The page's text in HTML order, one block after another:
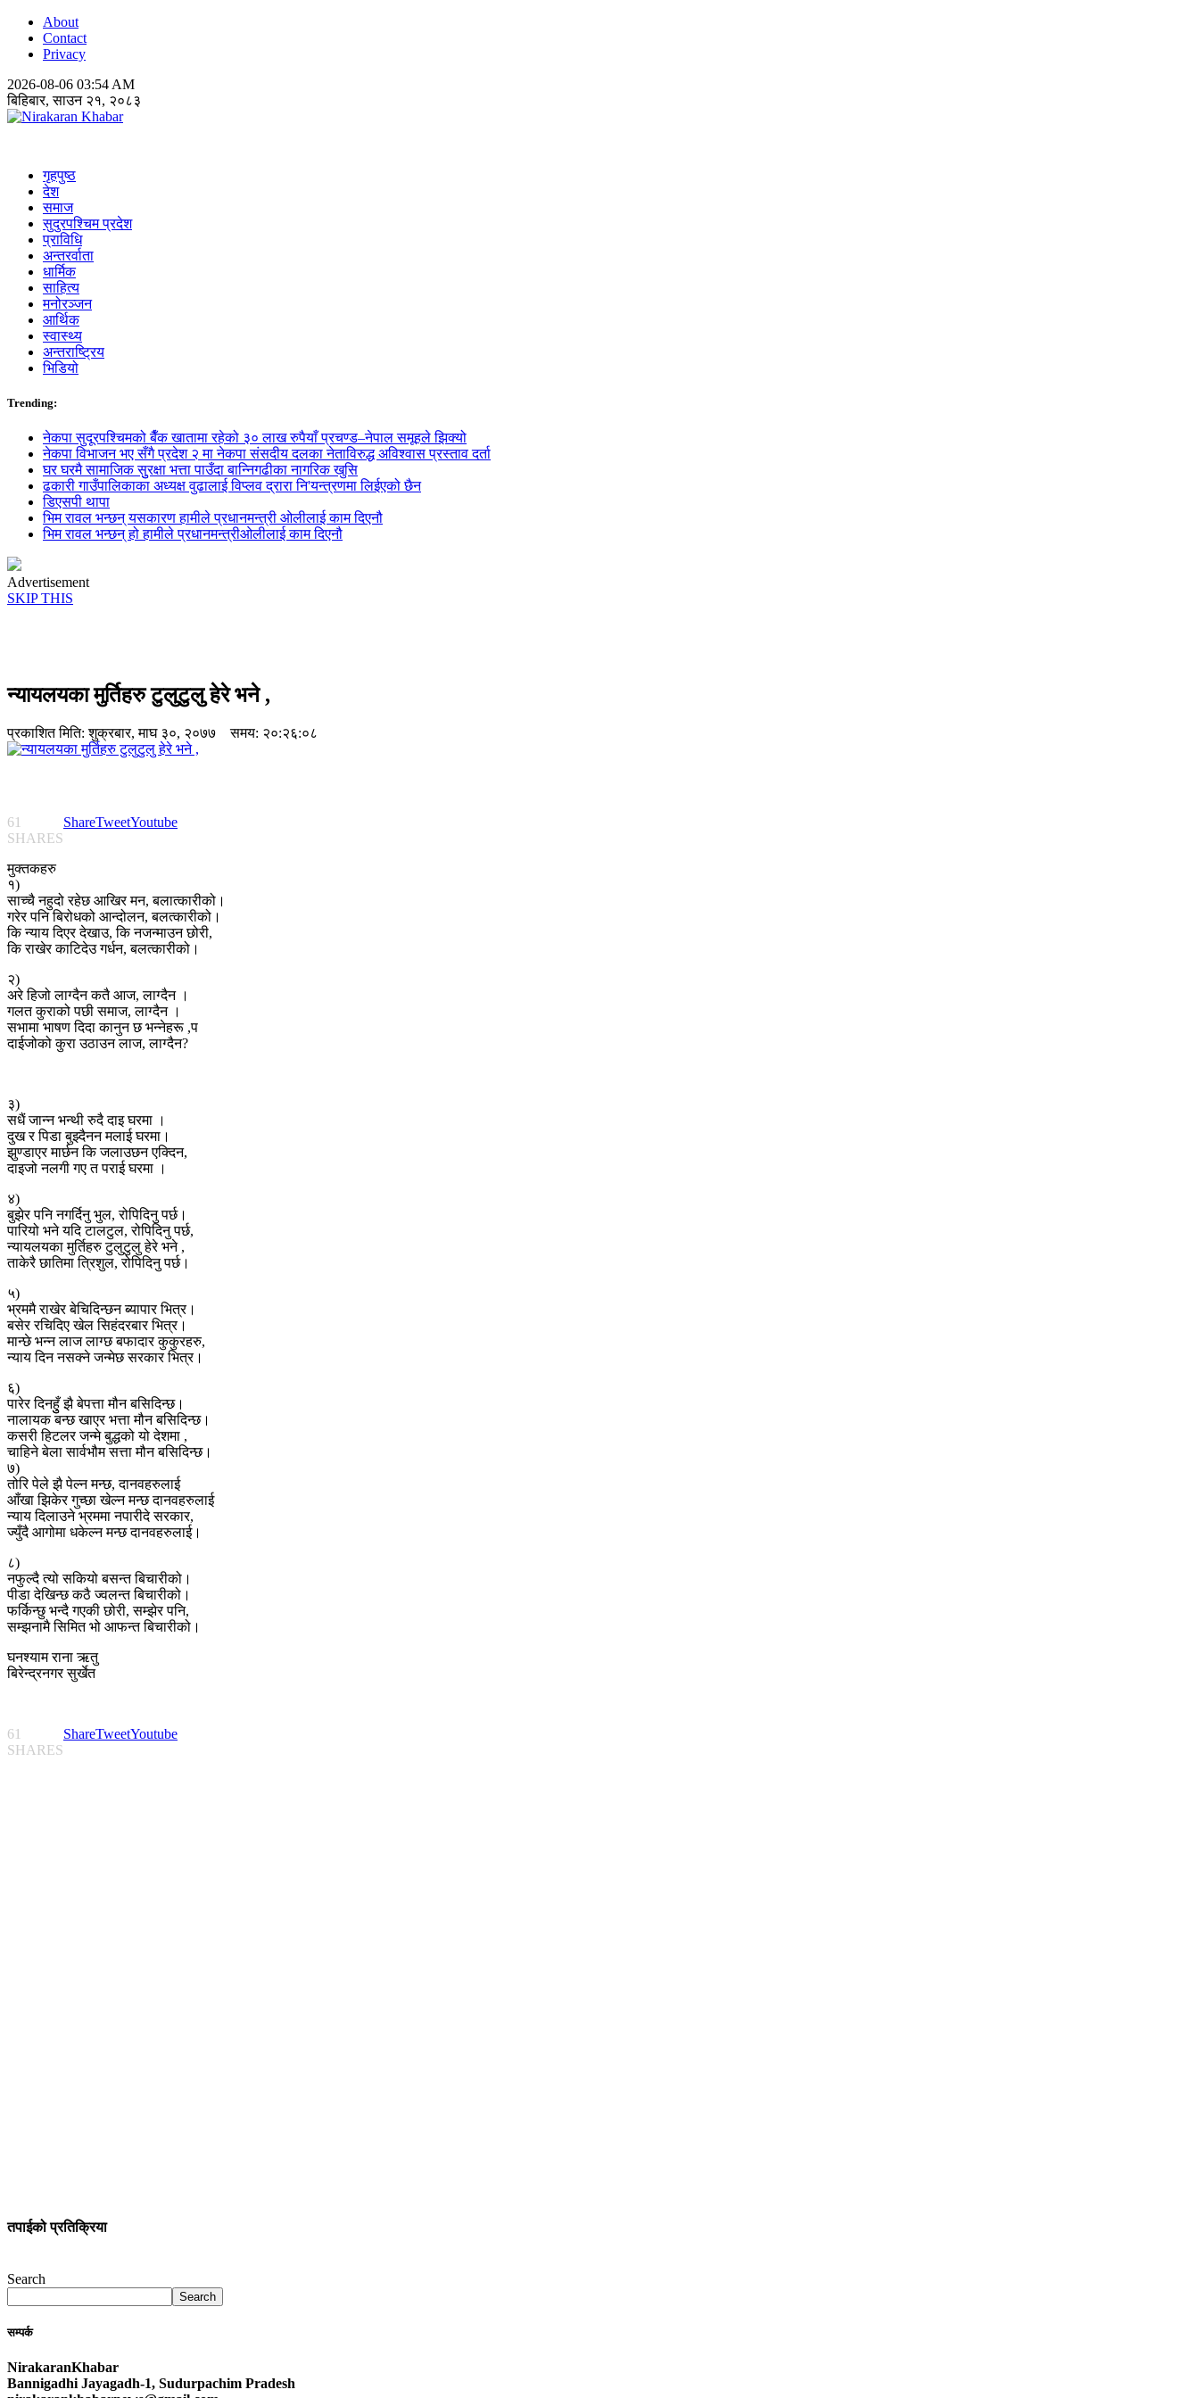
About
Contact
Privacy
2026-08-06 03:54 AM
बिहिबार, साउन २१, २०८३
गृहपुष्ठ
देश
समाज
सुदुरपश्चिम प्रदेश
प्राविधि
अन्तरर्वाता
धार्मिक
साहित्य
मनोरञ्जन
आर्थिक
स्वास्थ्य
अन्तराष्ट्रिय
भिडियो
Trending:
नेकपा सुदूरपश्चिमको बैँक खातामा रहेको ३० लाख रुपैयाँ प्रचण्ड–नेपाल समूहले झिक्य‍ो
नेकपा विभाजन भए सँगै प्रदेश २ मा नेकपा संसदीय दलका नेताविरुद्ध अविश्वास प्रस्ताव दर्ता
घर घरमै सामाजिक सुुरक्षा भत्ता पाउँदा बान्निगढीका नागरिक खुसि
ढकारी गाउँपालिकाका अध्यक्ष वुढालाई विप्लव द्रारा नि'यन्त्रणमा लिईएको छैन
डिएसपी थापा
भिम रावल भन्छन् यसकारण हामीले प्रधानमन्त्री ओलीलाई काम दिएनौ
भिम रावल भन्छन् हो हामीले प्रधानमन्त्रीओलीलाई काम दिएनौ
Advertisement
SKIP THIS
न्यायलयका मुर्तिहरु टुलुटुलु हेरे भने ,
प्रकाशित मिति:शुक्रबार, माघ ३०, २०७७ समय: २०:२६:०८
61
SHARES
ShareTweetYoutube
मुक्तकहरु
१)
साच्चै नहुदो रहेछ आखिर मन, बलात्कारीको।
गरेर पनि बिरोधको आन्दोलन, बलत्कारीको।
कि न्याय दिएर देखाउ, कि नजन्माउन छोरी,
कि राखेर काटिदेउ गर्धन, बलत्कारीको।
२)
अरे हिजो लाग्दैन कतै आज, लाग्दैन ।
गलत कुराको पछी समाज, लाग्दैन ।
सभामा भाषण दिदा कानुन छ भन्नेहरू ,प
दाईजोको कुरा उठाउन लाज, लाग्दैन?
३)
सधैं जान्न भन्थी रुदै दाइ घरमा ।
दुख र पिडा बुझ्दैनन मलाई घरमा।
झुण्डाएर मार्छन कि जलाउछन एक्दिन,
दाइजो नलगी गए त पराई घरमा ।
४)
बुझेर पनि नगर्दिनु भुल, रोपिदिनु पर्छ।
पारियो भने यदि टालटुल, रोपिदिनु पर्छ,
न्यायलयका मुर्तिहरु टुलुटुलु हेरे भने ,
ताकेरै छातिमा त्रिशुल, रोपिदिनु पर्छ।
५)
भ्रममै राखेर बेचिदिन्छन ब्यापार भित्र।
बसेर रचिदिए खेल सिहंदरबार भित्र।
मान्छे भन्न लाज लाग्छ बफादार कुकुरहरु,
न्याय दिन नसक्ने जन्मेछ सरकार भित्र।
६)
पारेर दिनहुुँ झै बेपत्ता मौन बसिदिन्छ।
नालायक बन्छ खाएर भत्ता मौन बसिदिन्छ।
कसरी हिटलर जन्मे बुद्धको यो देशमा ,
चाहिने बेला सार्वभौम सत्ता मौन बसिदिन्छ।
७)
तोरि पेले झै पेल्न मन्छ, दानवहरुलाई
आँखा झिकेर गुच्छा खेल्न मन्छ दानवहरुलाई
न्याय दिलाउने भ्रममा नपारीदे सरकार,
ज्युँदै आगोमा धकेल्न मन्छ दानवहरुलाई।
८)
नफुल्दै त्यो सकियो बसन्त बिचारीको।
पीडा देखिन्छ कठै ज्वलन्त बिचारीको।
फर्किन्छु भन्दै गएकी छोरी, सम्झेर पनि,
सम्झनामै सिमित भो आफन्त बिचारीको।
घनश्याम राना ऋतु
बिरेन्द्रनगर सुर्खेत
61
SHARES
ShareTweetYoutube
तपाईको प्रतिक्रिया
Search
Search
सम्पर्क
NirakaranKhabar
Bannigadhi Jayagadh-1, Sudurpachim Pradesh